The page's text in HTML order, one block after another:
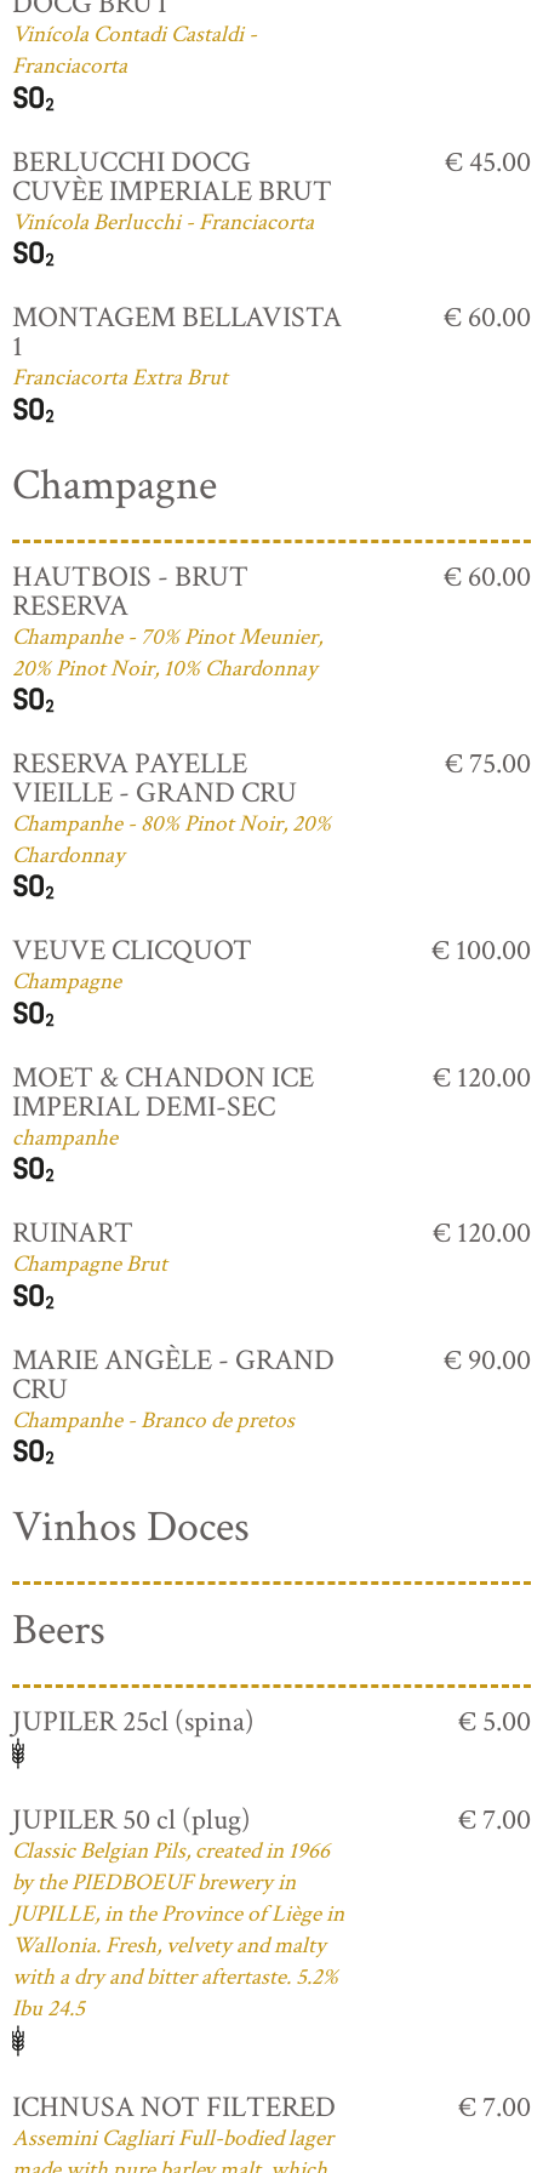
Vinícola Contadi Castaldi -
Franciacorta
BERLUCCHI DOCG
CUVÈE IMPERIALE BRUT
Vinícola Berlucchi - Franciacorta
€ 45.00
MONTAGEM BELLAVISTA
1
Franciacorta Extra Brut
€ 60.00
Champagne
HAUTBOIS - BRUT
RESERVA
Champanhe - 70% Pinot Meunier,
20% Pinot Noir, 10% Chardonnay
€ 60.00
RESERVA PAYELLE
VIEILLE - GRAND CRU
Champanhe - 80% Pinot Noir, 20%
Chardonnay
€ 75.00
VEUVE CLICQUOT
Champagne
€ 100.00
MOET & CHANDON ICE
IMPERIAL DEMI-SEC
champanhe
€ 120.00
RUINART
Champagne Brut
€ 120.00
MARIE ANGÈLE - GRAND
CRU
Champanhe - Branco de pretos
€ 90.00
Vinhos Doces
Beers
JUPILER 25cl (spina) € 5.00
JUPILER 50 cl (plug)
Classic Belgian Pils, created in 1966
by the PIEDBOEUF brewery in
JUPILLE, in the Province of Liège in
Wallonia. Fresh, velvety and malty
with a dry and bitter aftertaste. 5.2%
Ibu 24.5
€ 7.00
ICHNUSA NOT FILTERED
Assemini Cagliari Full-bodied lager
€ 7.00